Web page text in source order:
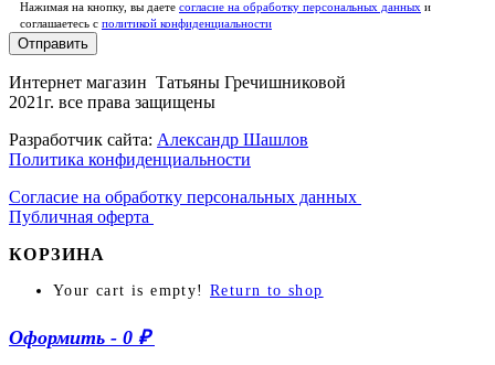
Нажимая на кнопку, вы даете согласие на обработку персональных данных и
соглашаетесь c политикой конфиденциальности
Отправить
Интернет магазин Татьяны Гречишниковой
2021г. все права защищены
Разработчик сайта: Александр Шашлов
Политика конфиденциальности
Согласие на обработку персональных данных
Публичная оферта
КОРЗИНА
Your cart is empty! Return to shop
Оформить - 0 ₽